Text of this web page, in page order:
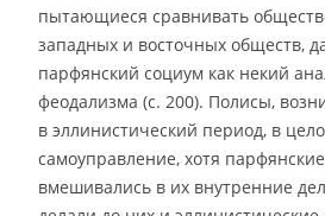
пытающиеся сравнивать
западных и восточных обществ,
парфянский социум как некий
феодализма (с. 200). Полисы,
в эллинистический период, в
самоуправление, хотя
вмешивались в их внутренние